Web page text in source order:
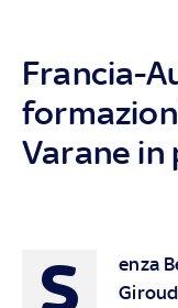
Francia-
Varane in
S
enza